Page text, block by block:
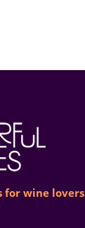
for wine lovers